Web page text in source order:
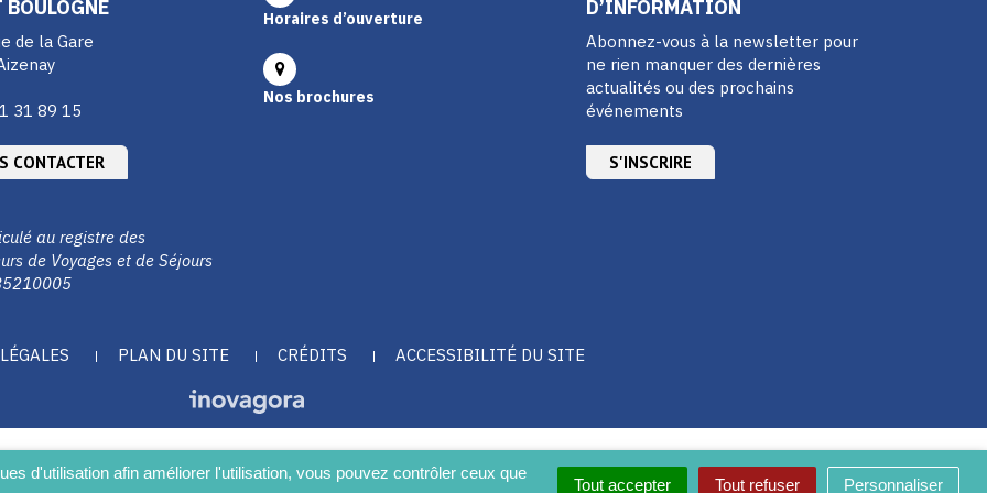
d'utilisation afin améliorer l'utilisation, vous pouvez contrôler ceux que
Tout accepter Tout refuser Personnaliser
de la Gare
31 89 15
CONTACTER
au registre des
de Voyages et de Séjours
Horaires d’ouverture
Nos brochures
D’INFORMATION
Abonnez-vous à la newsletter pour
ne rien manquer des dernières
actualités ou des prochains
événements
S'INSCRIRE
PLAN DU SITE CRÉDITS ACCESSIBILITÉ DU SITE